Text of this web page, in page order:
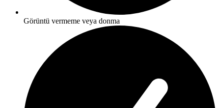
Görüntü vermeme veya donma